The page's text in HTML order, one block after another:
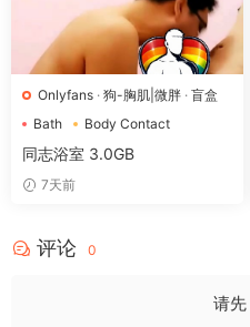
Onlyfans · 狗-胸肌|微胖 · 盲盒
Bath
Body Contact
Embrace
同志浴室 3.0GB
7天前
评论 0
请先